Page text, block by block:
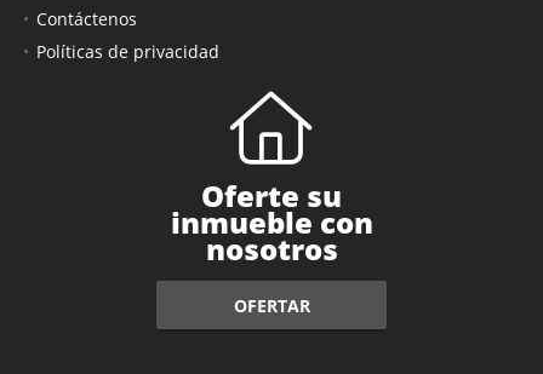
Contáctenos
Políticas de privacidad
Oferte su
inmueble con
nosotros
OFERTAR